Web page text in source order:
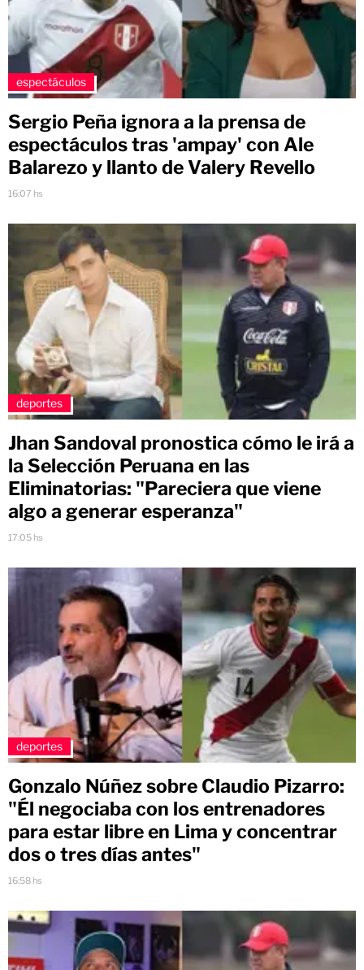
espectáculos
Sergio Peña ignora a la prensa de
espectáculos tras 'ampay' con Ale
Balarezo y llanto de Valery Revello
16:07 hs
deportes
Jhan Sandoval pronostica cómo le irá a
la Selección Peruana en las
Eliminatorias: "Pareciera que viene
algo a generar esperanza"
17:05 hs
deportes
Gonzalo Núñez sobre Claudio Pizarro:
"Él negociaba con los entrenadores
para estar libre en Lima y concentrar
dos o tres días antes"
16:58 hs